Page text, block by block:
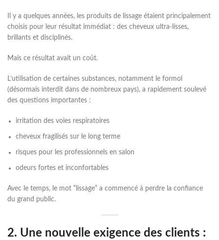
Il y a quelques années, les produits de lissage étaient principalement
choisis pour leur résultat immédiat : des cheveux ultra-lisses,
brillants et disciplinés.
Mais ce résultat avait un coût.
L’utilisation de certaines substances, notamment le formol
(désormais interdit dans de nombreux pays), a rapidement soulevé
des questions importantes :
irritation des voies respiratoires
cheveux fragilisés sur le long terme
risques pour les professionnels en salon
odeurs fortes et inconfortables
Avec le temps, le mot “lissage” a commencé à perdre la confiance
du grand public.
2. Une nouvelle exigence des clients :